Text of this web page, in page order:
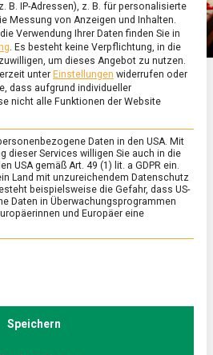
/ FEATURED/ KULTUR
Suppe und
Johannes Commenton
Suppe
etwas Schöneres als eine
Nudelsuppe, wie
B. IP-Adressen), z. B. für personalisierte
Messung von Anzeigen und Inhalten.
Verwendung Ihrer Daten finden Sie in
. Es besteht keine Verpflichtung, in die
um dieses Angebot zu nutzen.
unter Einstellungen widerrufen oder
dass aufgrund individueller
nicht alle Funktionen der Website
Daten in den USA. Mit
dieser Services willigen Sie auch in die
USA gemäß Art. 49 (1) lit. a GDPR ein.
Land mit unzureichendem Datenschutz
beispielsweise die Gefahr, dass US-
Daten in Überwachungsprogrammen
und Europäer eine
Service-Gruppen, für die eine
Speichern